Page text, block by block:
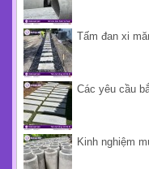
Tấm đan xi
Các yêu cầu
Kinh nghiệm